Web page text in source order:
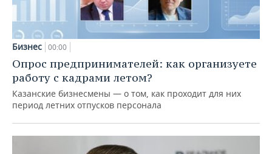
Бизнес 00:00
Опрос предпринимателей: как организуете
работу с кадрами летом?
Казанские бизнесмены — о том, как проходит для них
период летних отпусков персонала